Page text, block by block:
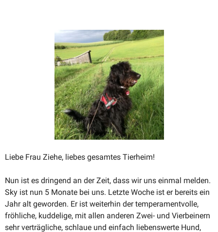
Liebe Frau Ziehe, liebes gesamtes Tierheim!
Nun ist es dringend an der Zeit, dass wir uns einmal melden.
Sky ist nun 5 Monate bei uns. Letzte Woche ist er bereits ein
Jahr alt geworden. Er ist weiterhin der tempe­ra­ment­volle,
fröhliche, kuddelige, mit allen anderen Zwei- und Vierbeinern
sehr verträg­liche, schlaue und einfach liebens­werte Hund,